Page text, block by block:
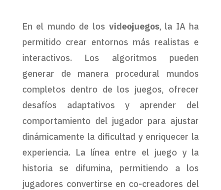
En el mundo de los videojuegos, la IA ha
permitido crear entornos más realistas e
interactivos. Los algoritmos pueden
generar de manera procedural mundos
completos dentro de los juegos, ofrecer
desafíos adaptativos y aprender del
comportamiento del jugador para ajustar
dinámicamente la dificultad y enriquecer la
experiencia. La línea entre el juego y la
historia se difumina, permitiendo a los
jugadores convertirse en co-creadores del